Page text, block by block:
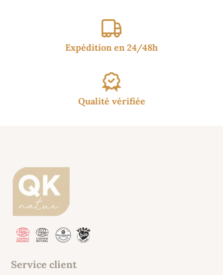
Expédition en 24/48h
Qualité vérifiée
Service client